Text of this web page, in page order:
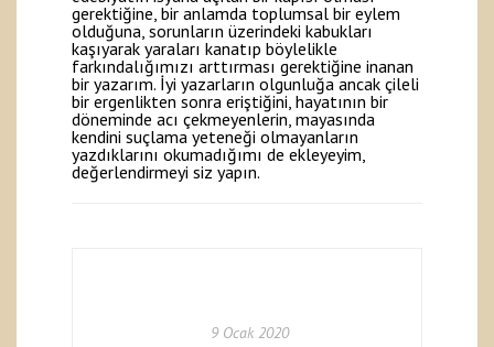
gerektiğine, bir anlamda toplumsal bir eylem
olduğuna, sorunların üzerindeki kabukları
kaşıyarak yaraları kanatıp böylelikle
farkındalığımızı arttırması gerektiğine inanan
bir yazarım. İyi yazarların olgunluğa ancak çileli
bir ergenlikten sonra eriştiğini, hayatının bir
döneminde acı çekmeyenlerin, mayasında
kendini suçlama yeteneği olmayanların
yazdıklarını okumadığımı de ekleyeyim,
değerlendirmeyi siz yapın.
9 Ocak 2020